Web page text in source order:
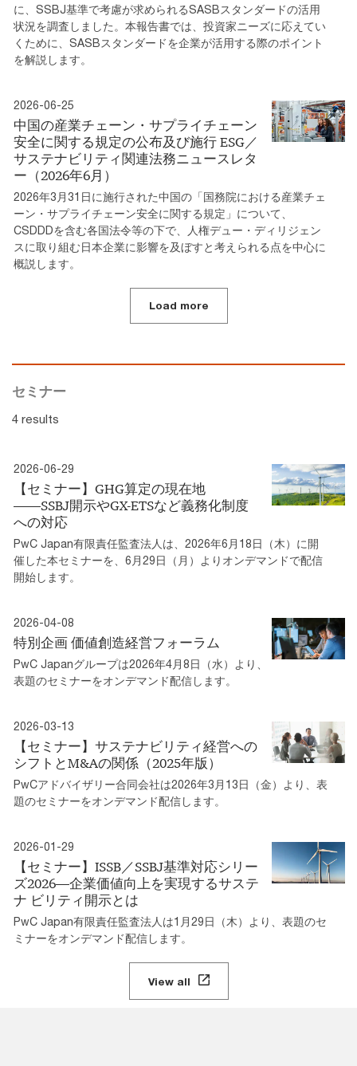
に、SSBJ基準で考慮が求められるSASBスタンダードの活用
状況を調査しました。本報告書では、投資家ニーズに応えてい
くために、SASBスタンダードを企業が活用する際のポイント
を解説します。
2026-06-25
中国の産業チェーン・サプライチェーン
安全に関する規定の公布及び施行 ESG／
サステナビリティ関連法務ニュースレタ
ー（2026年6月）
2026年3月31日に施行された中国の「国務院における産業チェ
ーン・サプライチェーン安全に関する規定」について、
CSDDDを含む各国法令等の下で、人権デュー・ディリジェン
スに取り組む日本企業に影響を及ぼすと考えられる点を中心に
概説します。
Load more
セミナー
4 results
2026-06-29
【セミナー】GHG算定の現在地
――SSBJ開示やGX-ETSなど義務化制度
への対応
PwC Japan有限責任監査法人は、2026年6月18日（木）に開
催した本セミナーを、6月29日（月）よりオンデマンドで配信
開始します。
2026-04-08
特別企画 価値創造経営フォーラム
PwC Japanグループは2026年4月8日（水）より、
表題のセミナーをオンデマンド配信します。
2026-03-13
【セミナー】サステナビリティ経営への
シフトとM&Aの関係（2025年版）
PwCアドバイザリー合同会社は2026年3月13日（金）より、表
題のセミナーをオンデマンド配信します。
2026-01-29
【セミナー】ISSB／SSBJ基準対応シリー
ズ2026―企業価値向上を実現するサステ
ナ ビリティ開示とは
PwC Japan有限責任監査法人は1月29日（木）より、表題のセ
ミナーをオンデマンド配信します。
View all